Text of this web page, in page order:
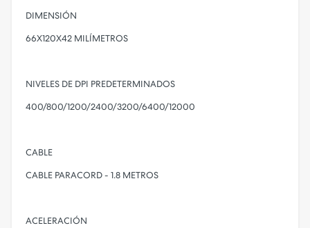
DIMENSIÓN
66X120X42 MILÍMETROS
NIVELES DE DPI PREDETERMINADOS
400/800/1200/2400/3200/6400/12000
CABLE
CABLE PARACORD - 1.8 METROS
ACELERACIÓN